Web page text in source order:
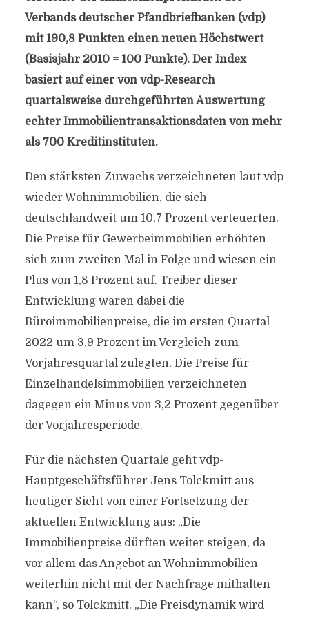
Verbands deutscher Pfandbriefbanken (vdp)
mit 190,8 Punkten einen neuen Höchstwert
(Basisjahr 2010 = 100 Punkte). Der Index
basiert auf einer von vdp-Research
quartalsweise durchgeführten Auswertung
echter Immobilientransaktionsdaten von mehr
als 700 Kreditinstituten.
Den stärksten Zuwachs verzeichneten laut vdp
wieder Wohnimmobilien, die sich
deutschlandweit um 10,7 Prozent verteuerten.
Die Preise für Gewerbeimmobilien erhöhten
sich zum zweiten Mal in Folge und wiesen ein
Plus von 1,8 Prozent auf. Treiber dieser
Entwicklung waren dabei die
Büroimmobilienpreise, die im ersten Quartal
2022 um 3,9 Prozent im Vergleich zum
Vorjahresquartal zulegten. Die Preise für
Einzelhandelsimmobilien verzeichneten
dagegen ein Minus von 3,2 Prozent gegenüber
der Vorjahresperiode.
Für die nächsten Quartale geht vdp-
Hauptgeschäftsführer Jens Tolckmitt aus
heutiger Sicht von einer Fortsetzung der
aktuellen Entwicklung aus: „Die
Immobilienpreise dürften weiter steigen, da
vor allem das Angebot an Wohnimmobilien
weiterhin nicht mit der Nachfrage mithalten
kann“, so Tolckmitt. „Die Preisdynamik wird